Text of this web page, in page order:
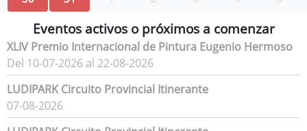
Eventos activos o próximos a comenzar
XLIV Premio Internacional de Pintura Eugenio Hermoso
Del 10-07-2026 al 22-08-2026
LUDIPARK Circuito Provincial Itinerante
07-08-2026